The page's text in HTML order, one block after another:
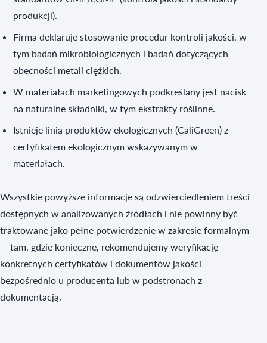
produkcji).
Firma deklaruje stosowanie procedur kontroli jakości, w
tym badań mikrobiologicznych i badań dotyczących
obecności metali ciężkich.
W materiałach marketingowych podkreślany jest nacisk
na naturalne składniki, w tym ekstrakty roślinne.
Istnieje linia produktów ekologicznych (CaliGreen) z
certyfikatem ekologicznym wskazywanym w
materiałach.
Wszystkie powyższe informacje są odzwierciedleniem treści
dostępnych w analizowanych źródłach i nie powinny być
traktowane jako pełne potwierdzenie w zakresie formalnym
— tam, gdzie konieczne, rekomendujemy weryfikację
konkretnych certyfikatów i dokumentów jakości
bezpośrednio u producenta lub w podstronach z
dokumentacją.